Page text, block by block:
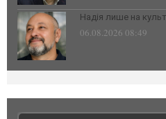
Надія лише на культ
06.08.2026 08:49